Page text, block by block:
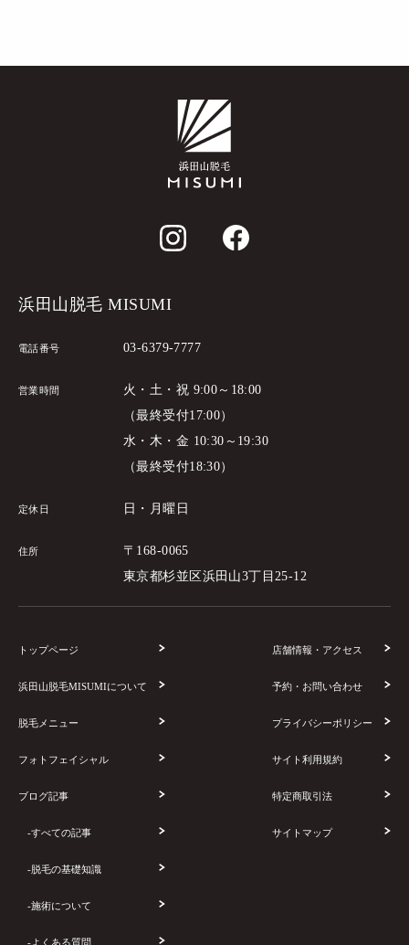
浜田山脱毛 MISUMI
電話番号 03-6379-7777
営業時間
火・土・祝 9:00～18:00
（最終受付17:00）
水・木・金 10:30～19:30
（最終受付18:30）
定休日 日・月曜日
住所
〒168-0065
東京都杉並区浜田山3丁目25-12
トップページ
浜田山脱毛MISUMIについて
脱毛メニュー
フォトフェイシャル
ブログ記事
-すべての記事
-脱毛の基礎知識
-施術について
-よくある質問
店舗情報・アクセス
予約・お問い合わせ
プライバシーポリシー
サイト利用規約
特定商取引法
サイトマップ